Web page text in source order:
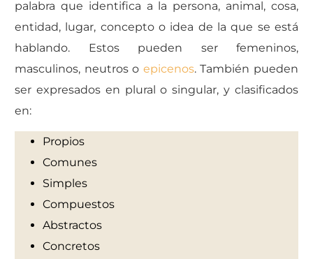
palabra que identifica a la persona, animal, cosa,
entidad, lugar, concepto o idea de la que se está
hablando. Estos pueden ser femeninos,
masculinos, neutros o epicenos. También pueden
ser expresados en plural o singular, y clasificados
en:
Propios
Comunes
Simples
Compuestos
Abstractos
Concretos